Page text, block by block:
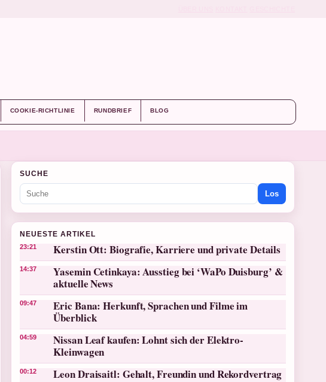
COOKIE-RICHTLINIE RUNDBRIEF BLOG
SUCHE
Los
NEUESTE ARTIKEL
23:21 Kerstin Ott: Biografie, Karriere und private Details
14:37
Yasemin Cetinkaya: Ausstieg bei ‘WaPo Duisburg’ &
aktuelle News
09:47
Eric Bana: Herkunft, Sprachen und Filme im
Überblick
04:59
Nissan Leaf kaufen: Lohnt sich der Elektro-
Kleinwagen
00:12 Leon Draisaitl: Gehalt, Freundin und Rekordvertrag